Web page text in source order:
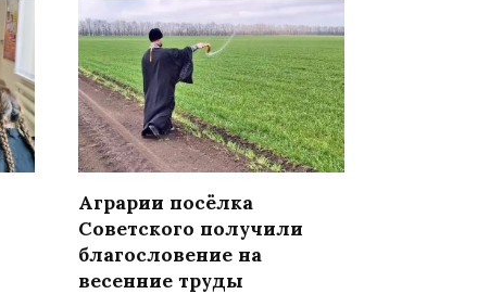
Аграрии посёлка
Советского получили
благословение на
весенние труды